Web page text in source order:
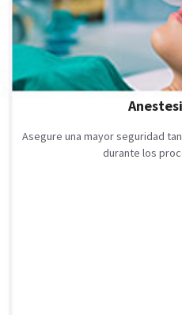
Asegure una mayor seguridad
durante los